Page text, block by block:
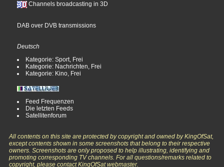
Channels broadcasting in 3D
DAB over DVB transmissions
Deutsch
Kategorie: Sport, Frei
Kategorie: Nachrichten, Frei
Kategorie: Kino, Frei
Feed Frequenzen
Die letzten Feeds
Satellitenforum
All contents on this site are protected by copyright and owned by KingOfSat,
except contents shown in some screenshots that belong to their respective
owners. Screenshots are only proposed to help illustrating, identifying and
promoting corresponding TV channels. For all questions/remarks related to
copyright, please contact KingOfSat webmaster.